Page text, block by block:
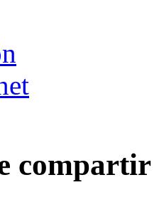
compartir